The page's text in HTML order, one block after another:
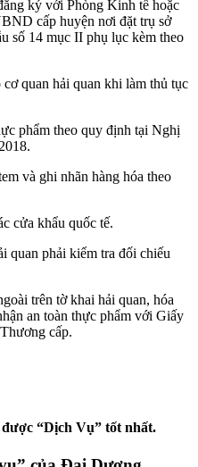
ký với Phòng Kinh tế hoặc
cấp huyện nơi đặt trụ sở
số 14 mục II phụ lục kèm theo
quan hải quan khi làm thủ tục
phẩm theo quy định tại Nghị
và ghi nhãn hàng hóa theo
cửa khẩu quốc tế.
quan phải kiểm tra đối chiếu
trên tờ khai hải quan, hóa
an toàn thực phẩm với Giấy
cấp.
“Dịch Vụ” tốt nhất.